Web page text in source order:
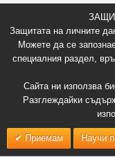
Защитата на личните
Можете да се
специалния раздел,
Сайта ни използва
Разглеждайки
Приемам Научи